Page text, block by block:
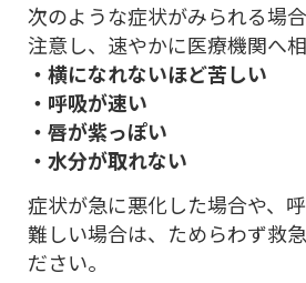
次のような症状がみられる場
注意し、速やかに医療機関へ
・横になれないほど苦しい
・呼吸が速い
・唇が紫っぽい
・水分が取れない
症状が急に悪化した場合や、
難しい場合は、ためらわず救
ださい。